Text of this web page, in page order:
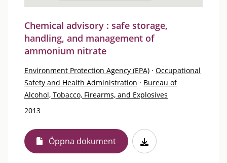
Chemical advisory : safe storage,
handling, and management of
ammonium nitrate
Environment Protection Agency (EPA) · Occupational
Safety and Health Administration · Bureau of
Alcohol, Tobacco, Firearms, and Explosives
2013
Öppna dokument